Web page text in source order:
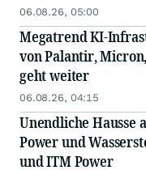
06.08.26, 05:00
Megatrend KI-
von Palantir,
geht weiter
06.08.26, 04:15
Unendliche Hausse
Power und
und ITM Power